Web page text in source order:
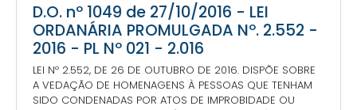
D.O. nº 1049 de 27/10/2016 - LEI
ORDANÁRIA PROMULGADA Nº. 2.552 -
2016 - PL Nº 021 - 2.016
LEI Nº 2.552, DE 26 DE OUTUBRO DE 2016. DISPÕE SOBRE
A VEDAÇÃO DE HOMENAGENS À PESSOAS QUE TENHAM
SIDO CONDENADAS POR ATOS DE IMPROBIDADE OU